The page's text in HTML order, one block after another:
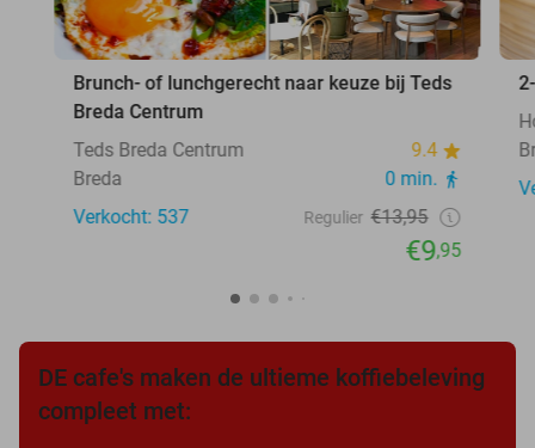
Brunch- of lunchgerecht naar keuze bij Teds
Breda Centrum
Teds Breda Centrum
9.4
Breda
0 min.
Verkocht: 537
Regulier €13,95
€9,95
DE cafe's maken de ultieme koffiebeleving
compleet met: